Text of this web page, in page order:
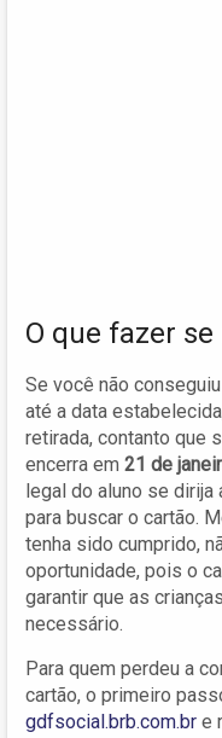
O que fazer
Se você não
até a data
retirada, contanto que
encerra em 21 de
legal do aluno se
para buscar o cartão.
tenha sido cumprido,
oportunidade, pois o
garantir que as
necessário.
Para quem perdeu a
cartão, o primeiro
gdfsocial.brb.com.br e